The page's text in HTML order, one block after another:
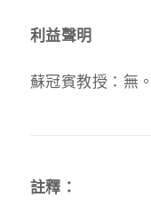
利益聲明
蘇冠賓教授：無。
註釋：